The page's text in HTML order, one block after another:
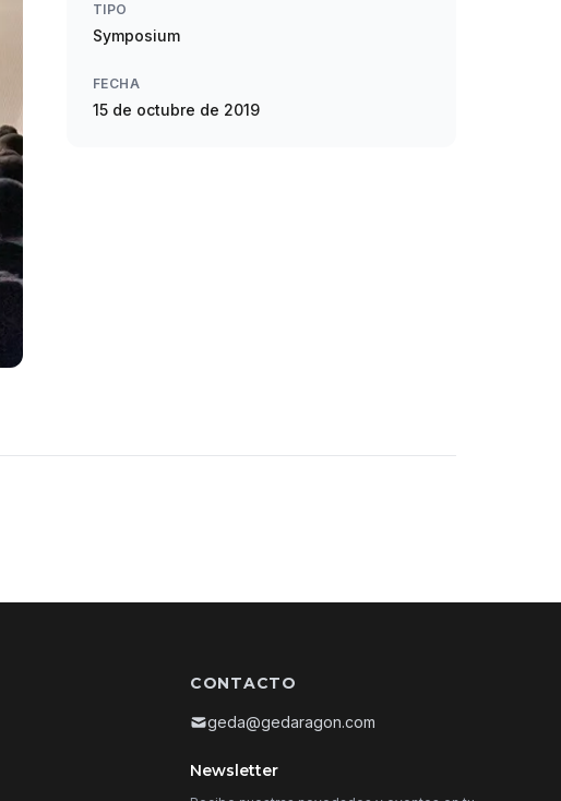
TIPO
Symposium
FECHA
15 de octubre de 2019
CONTACTO
geda@gedaragon.com
Newsletter